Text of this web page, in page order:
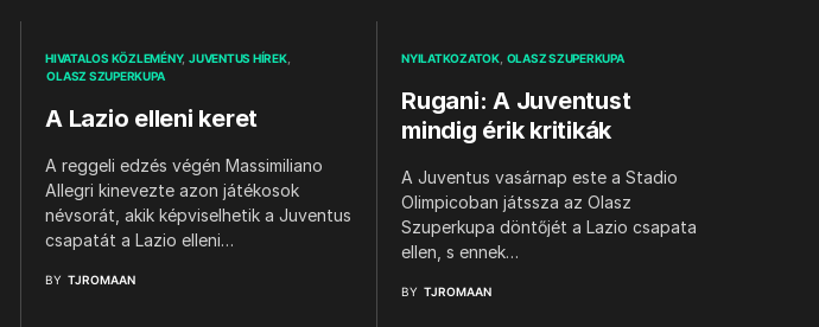
HIVATALOS KÖZLEMÉNY JUVENTUS HÍREK
OLASZ SZUPERKUPA
A Lazio elleni keret
A reggeli edzés végén Massimiliano
Allegri kinevezte azon játékosok
névsorát, akik képviselhetik a Juventus
csapatát a Lazio elleni…
BY TJROMAAN
NYILATKOZATOK OLASZ SZUPERKUPA
Rugani: A Juventust
mindig érik kritikák
A Juventus vasárnap este a Stadio
Olimpicoban játssza az Olasz
Szuperkupa döntőjét a Lazio csapata
ellen, s ennek…
BY TJROMAAN